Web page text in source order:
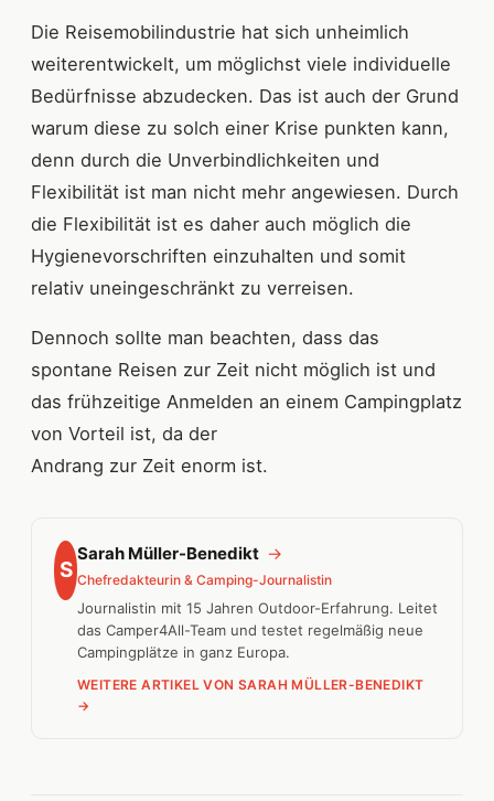
Die Reisemobilindustrie hat sich unheimlich
weiterentwickelt, um möglichst viele individuelle
Bedürfnisse abzudecken. Das ist auch der Grund
warum diese zu solch einer Krise punkten kann,
denn durch die Unverbindlichkeiten und
Flexibilität ist man nicht mehr angewiesen. Durch
die Flexibilität ist es daher auch möglich die
Hygienevorschriften einzuhalten und somit
relativ uneingeschränkt zu verreisen.
Dennoch sollte man beachten, dass das
spontane Reisen zur Zeit nicht möglich ist und
das frühzeitige Anmelden an einem Campingplatz
von Vorteil ist, da der
Andrang zur Zeit enorm ist.
S
Sarah Müller-Benedikt →
Chefredakteurin & Camping-Journalistin
Journalistin mit 15 Jahren Outdoor-Erfahrung. Leitet
das Camper4All-Team und testet regelmäßig neue
Campingplätze in ganz Europa.
WEITERE ARTIKEL VON SARAH MÜLLER-BENEDIKT
→